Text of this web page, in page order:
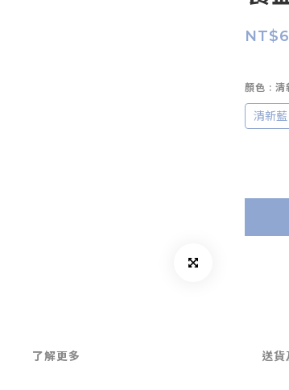
顏色 : 清
清新藍
了解更多 送貨